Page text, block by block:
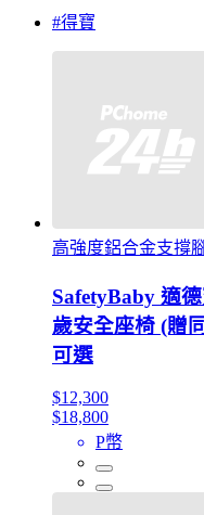
#得寶
高強度鋁合金支撐
SafetyBaby 適
歲安全座椅 (贈
可選
$12,300
$18,800
P幣